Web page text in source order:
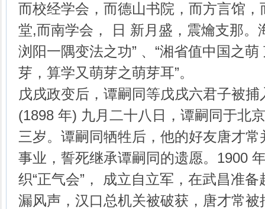
而校经学会，而德山书院，而方言馆
堂,而南学会， 日 新月盛，震爚支那。
浏阳一隅变法之功” 、“湘省值中国之
芽，算学又萌芽之萌芽耳”。
戊戌政变后，谭嗣同等戊戌六君子被
(1898 年) 九月二十八日，谭嗣同于北
三岁。谭嗣同牺牲后，他的好友唐才
事业，誓死继承谭嗣同的遗愿。1900
织“正气会”， 成立自立军，在武昌准
漏风声，汉口总机关被破获，唐才常